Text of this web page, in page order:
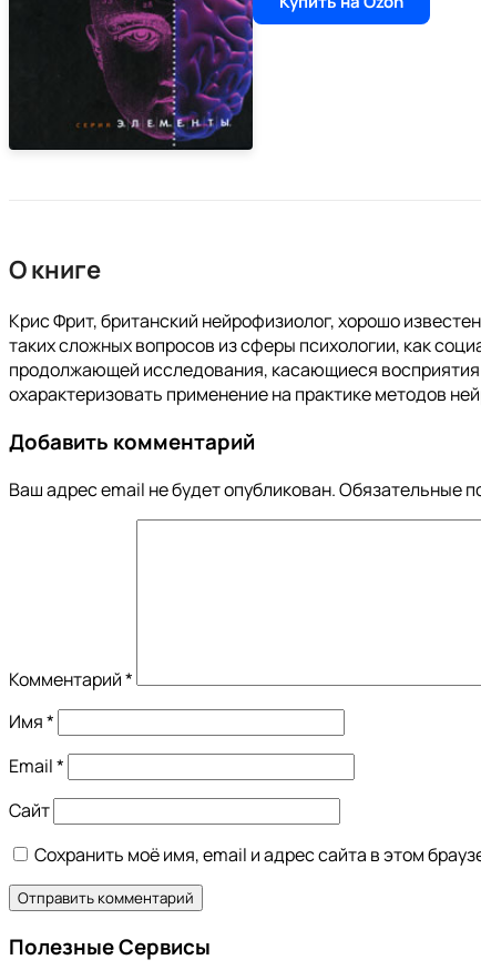
О книге
Крис Фрит, британский нейрофизиолог, хорошо
таких сложных вопросов из сферы психологии, как
продолжающей исследования, касающиеся
охарактеризовать применение на практике методов
Добавить комментарий
Ваш адрес email не будет опубликован.Обязательные
Комментарий*
Имя*
Email*
Сайт
Сохранить моё имя, email и адрес сайта в этом
Полезные Сервисы